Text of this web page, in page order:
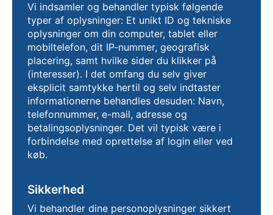
Vi indsamler og behandler typisk følgende
typer af oplysninger: Et unikt ID og tekniske
oplysninger om din computer, tablet eller
mobiltelefon, dit IP-nummer, geografisk
placering, samt hvilke sider du klikker på
(interesser). I det omfang du selv giver
eksplicit samtykke hertil og selv indtaster
informationerne behandles desuden: Navn,
telefonnummer, e-mail, adresse og
betalingsoplysninger. Det vil typisk være i
forbindelse med oprettelse af login eller ved
køb.
Sikkerhed
Vi behandler dine personoplysninger sikkert